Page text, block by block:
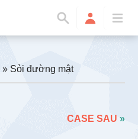
» Sỏi đường mật
CASE SAU »